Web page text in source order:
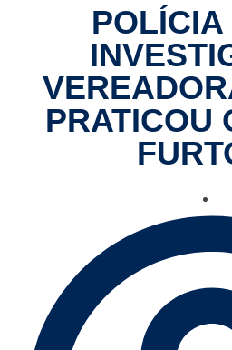
POLÍCIA
PRATICOU